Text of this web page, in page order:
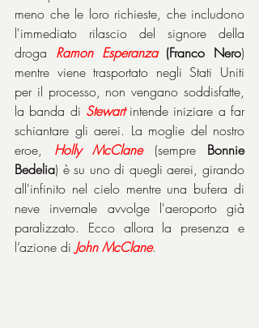
meno che le loro richieste, che includono
l'immediato rilascio del signore della
droga Ramon Esperanza (Franco Nero)
mentre viene trasportato negli Stati Uniti
per il processo, non vengano soddisfatte,
la banda di Stewart intende iniziare a far
schiantare gli aerei. La moglie del nostro
eroe, Holly McClane (sempre Bonnie
Bedelia) è su uno di quegli aerei, girando
all'infinito nel cielo mentre una bufera di
neve invernale avvolge l'aeroporto già
paralizzato. Ecco allora la presenza e
l’azione di John McClane.